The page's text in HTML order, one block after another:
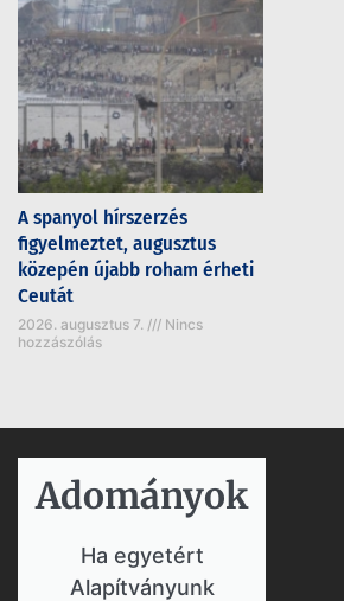
A spanyol hírszerzés
figyelmeztet, augusztus
közepén újabb roham érheti
Ceutát
2026. augusztus 7.
Nincs
hozzászólás
Adományok​
Ha egyetért
Alapítványunk